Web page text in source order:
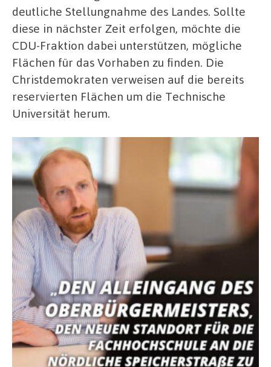
deutliche Stellungnahme des Landes. Sollte
diese in nächster Zeit erfolgen, möchte die
CDU-Fraktion dabei unterstützen, mögliche
Flächen für das Vorhaben zu finden. Die
Christdemokraten verweisen auf die bereits
reservierten Flächen um die Technische
Universität herum.